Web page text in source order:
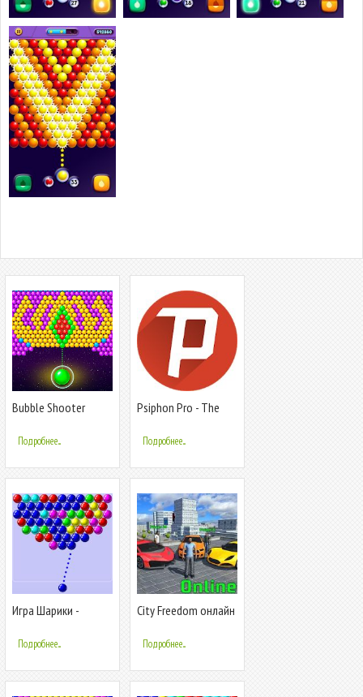
Bubble Shooter
Подробнее...
Psiphon Pro - The
VPN
Подробнее...
Игра Шарики -
Подробнее...
City Freedom онлайн
с друзьями
Подробнее...